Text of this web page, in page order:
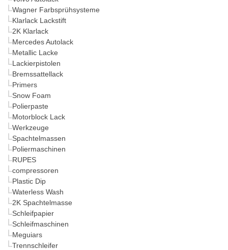
Wagner Farbsprühsysteme
Klarlack Lackstift
2K Klarlack
Mercedes Autolack
Metallic Lacke
Lackierpistolen
Bremssattellack
Primers
Snow Foam
Polierpaste
Motorblock Lack
Werkzeuge
Spachtelmassen
Poliermaschinen
RUPES
compressoren
Plastic Dip
Waterless Wash
2K Spachtelmasse
Schleifpapier
Schleifmaschinen
Meguiars
Trennschleifer